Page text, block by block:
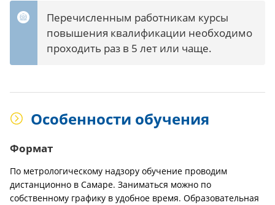
Перечисленным работникам курсы
повышения квалификации необходимо
проходить раз в 5 лет или чаще.
Особенности обучения
Формат
По метрологическому надзору обучение проводим
дистанционно в Самаре. Заниматься можно по
собственному графику в удобное время. Образовательная